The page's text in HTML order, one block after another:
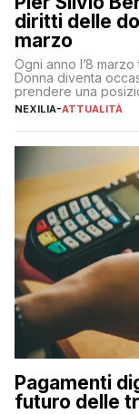
diritti delle
marzo
Ogni anno l’8
Donna diventa
prendere una
sua complessità e
NEXILIA-ATTUALITÀ
Pagamenti
futuro delle